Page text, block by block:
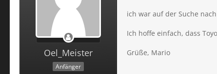
Oel_Meister
Anfänger
ich war auf der Suche
Ich hoffe einfach, dass
Grüße, Mario